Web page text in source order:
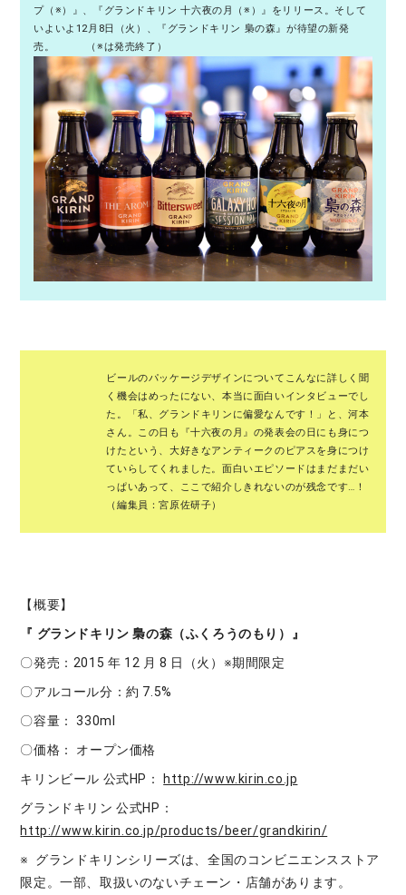
プ（※）』、『グランドキリン 十六夜の月（※）』をリリース。そして
いよいよ12月8日（火）、『グランドキリン 梟の森』が待望の新発
売。 （※は発売終了）
ビールのパッケージデザインについてこんなに詳しく聞
く機会はめったにない、本当に面白いインタビューでし
た。「私、グランドキリンに偏愛なんです！」と、河本
さん。この日も『十六夜の月』の発表会の日にも身につ
けたという、大好きなアンティークのピアスを身につけ
ていらしてくれました。面白いエピソードはまだまだい
っぱいあって、ここで紹介しきれないのが残念です…！
（編集員：宮原佐研子）
【概要】
『 グランドキリン 梟の森（ふくろうのもり）』
〇発売：2015 年 12 月 8 日（火）※期間限定
〇アルコール分：約 7.5%
〇容量： 330ml
〇価格： オープン価格
キリンビール 公式HP：
http://www.kirin.co.jp
グランドキリン 公式HP：
http://www.kirin.co.jp/products/beer/grandkirin/
※ グランドキリンシリーズは、全国のコンビニエンスストア
限定。一部、取扱いのないチェーン・店舗があります。